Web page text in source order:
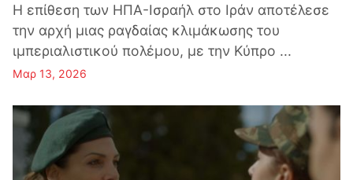
Η επίθεση των ΗΠΑ-Ισραήλ στο Ιράν αποτέλεσε
την αρχή μιας ραγδαίας κλιμάκωσης του
ιμπεριαλιστικού πολέμου, με την Κύπρο ...
Μαρ 13, 2026